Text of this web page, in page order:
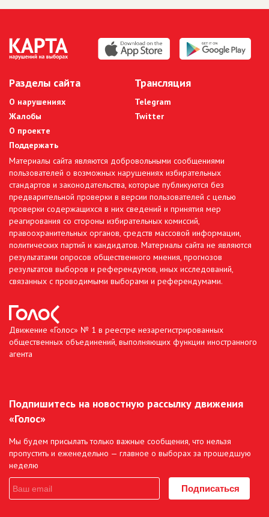
Разделы сайта
О нарушениях
Жалобы
О проекте
Поддержать
Трансляция
Telegram
Twitter
Материалы сайта являются добровольными сообщениями
пользователей о возможных нарушениях избирательных
стандартов и законодательства, которые публикуются без
предварительной проверки в версии пользователей с целью
проверки содержащихся в них сведений и принятия мер
реагирования со стороны избирательных комиссий,
правоохранительных органов, средств массовой информации,
политических партий и кандидатов. Материалы сайта не являются
результатами опросов общественного мнения, прогнозов
результатов выборов и референдумов, иных исследований,
связанных с проводимыми выборами и референдумами.
Движение «Голос» № 1 в реестре незарегистрированных
общественных объединений, выполняющих функции иностранного
агента
Подпишитесь на новостную рассылку движения
«Голос»
Мы будем присылать только важные сообщения, что нельзя
пропустить и еженедельно — главное о выборах за прошедшую
неделю